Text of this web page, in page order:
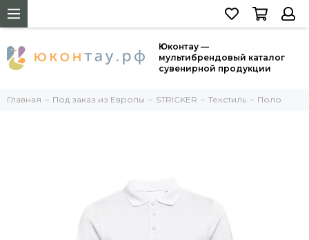
Юконтау —
мультибрендовый каталог
сувенирной продукции
Главная Под заказ из Европы STRICKER Текстиль Поло